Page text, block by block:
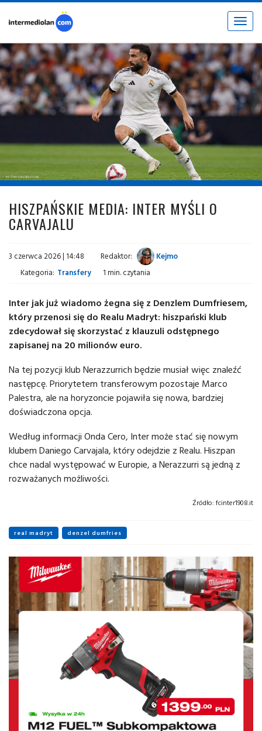
Toggle
fot. © intermediolan.com
HISZPAŃSKIE MEDIA: INTER MYŚLI O
CARVAJALU
3 czerwca 2026 | 14:48 Redaktor:
Kejmo
Kategoria: Transfery 1 min. czytania
Inter jak już wiadomo żegna się z Denzlem Dumfriesem,
który przenosi się do Realu Madryt: hiszpański klub
zdecydował się skorzystać z klauzuli odstępnego
zapisanej na 20 milionów euro.
Na tej pozycji klub Nerazzurrich będzie musiał więc znaleźć
następcę. Priorytetem transferowym pozostaje Marco
Palestra, ale na horyzoncie pojawiła się nowa, bardziej
doświadczona opcja.
Według informacji Onda Cero, Inter może stać się nowym
klubem Daniego Carvajala, który odejdzie z Realu. Hiszpan
chce nadal występować w Europie, a Nerazzurri są jedną z
rozważanych możliwości.
Źródło: fcinter1908.it
real madryt denzel dumfries